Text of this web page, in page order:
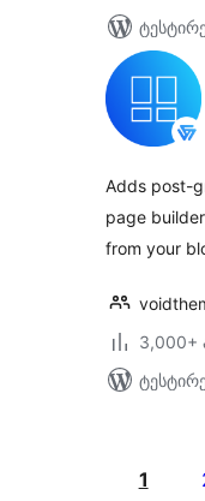
Adds post-
page
from your
3,000+
1